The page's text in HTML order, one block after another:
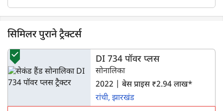
एक वर्ष पहले | Vikram mhaske
सिमिलर पुराने ट्रैक्टर्स
DI 734 पॉवर प्लस
सोनालिका
2022 | बेस प्राइस ₹2.94 लाख*
रांची, झारखंड